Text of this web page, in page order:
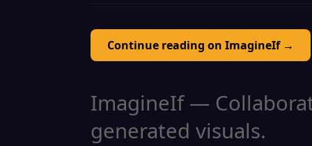
Continue reading on ImagineIf →
ImagineIf —
generated visuals.